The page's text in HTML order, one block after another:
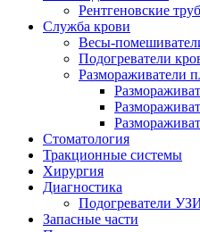
Рентгеновские
Служба крови
Весы-
Подогреватели
Размораживатели
Стоматология
Тракционные системы
Хирургия
Диагностика
Подогреватели
Запасные части